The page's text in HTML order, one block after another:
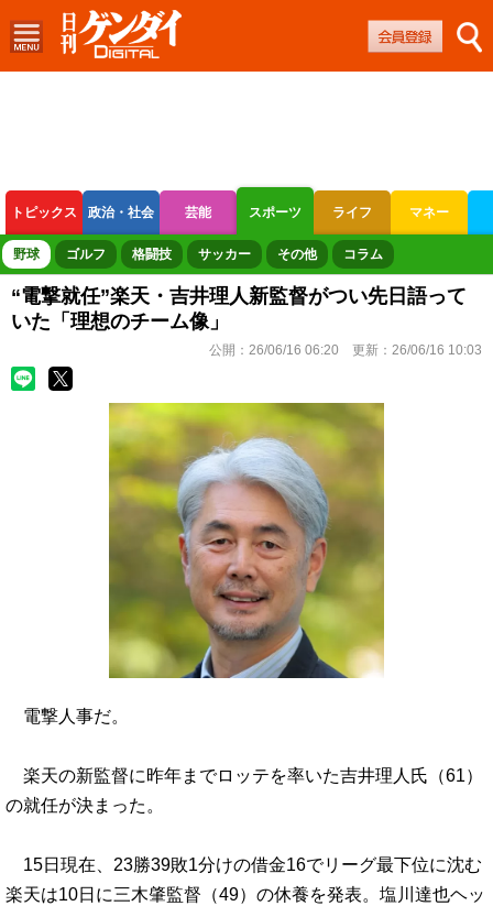
トピックス 政治・社会 芸能 スポーツ ライフ マネー
ボートレース 競輪 オートレース
野球 ゴルフ 格闘技 サッカー その他 コラム
“電撃就任”楽天・吉井理人新監督がつい先日語って
いた「理想のチーム像」
公開： 26/06/16 06:20 更新： 26/06/16 10:03
電撃人事だ。
楽天の新監督に昨年までロッテを率いた吉井理人氏（61）
の就任が決まった。
15日現在、23勝39敗1分けの借金16でリーグ最下位に沈む
楽天は10日に三木肇監督（49）の休養を発表。塩川達也ヘッ